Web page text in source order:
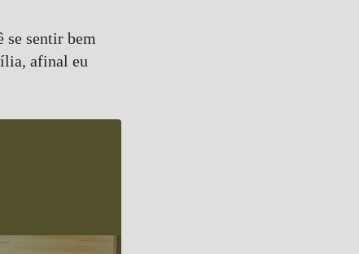
se sentir bem
afinal eu